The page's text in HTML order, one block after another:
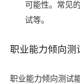
可能性。常见
试等。
职业能力倾向测
职业能力倾向测试